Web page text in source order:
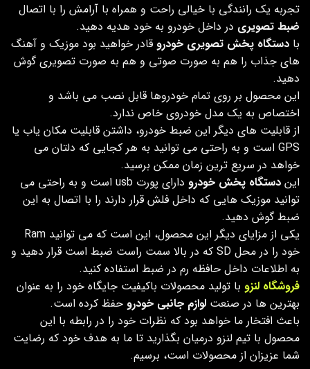
تجربه یک رانندگی با خیالی راحت و همراه با آرامش را با اتصال
ضبط تصویری در داخل خودرو به خود هدیه دهید.
با دستگاه پخش تصویری خودرو قادر خواهید بود موزیک و آهنگ
های جذاب را هم به صورت صوتی و هم به صورت تصویری گوش
دهید.
این محصول بر روی تمام خودروها قابل نصب می باشد و
اختصاص به یک مدل خودروی خاص ندارد.
از قابلیت های دیگر این ضبط خودرو، داشتن قابلیت مکان یاب یا
GPS است و به راحتی می توانید به هر کجایی که دلتان می
خواهد در سریع ترین زمان ممکن برسید.
این دستگاه پخش خودرو
دارای پورت usb است و به راحتی می
توانید موزیک هایی که داخل فلش قرار دارند را با اتصال به این
ضبط گوش دهید.
یکی از مزایای دیگر این محصول، این است که می توانید Ram
خود را در محل SD که در بالا سمت راست ضبط است قرار دهید و
به اطلاعات داخل حافظه رم در ضبط استفاده کنید.
فروشگاه لنزو با تولید محصولات باکیفیت جایگاه خود را به عنوان
بهترین ها در صنعت لوازم جانبی خودرو حفظ کرده است.
باعث افتخار ما خواهد بود که نظرات خود را در رابطه با این
محصول با تیم لنزو درمیان بگذارید تا ما به هدف خود که رضایت
شما عزیزان از محصولات است، برسیم.